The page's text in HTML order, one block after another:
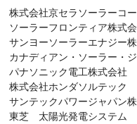
株式会社京セラソーラーコ
ソーラーフロンティア株式
サンヨーソーラーエナジー
カナディアン・ソーラー・
パナソニック電工株式会社
株式会社ホンダソルテック
サンテックパワージャパン
東芝 太陽光発電システム